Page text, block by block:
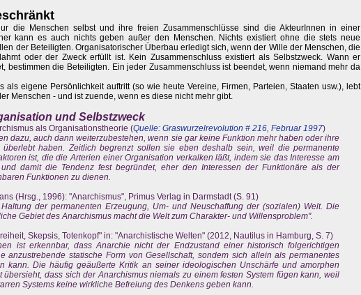
die Menschen selbst und ihre freien Zusammenschlüsse sind die AkteurInnen in einer
kann es auch nichts geben außer den Menschen. Nichts existiert ohne die stets neue
der Beteiligten. Organisatorischer Überbau erledigt sich, wenn der Wille der Menschen, die
oder der Zweck erfüllt ist. Kein Zusammenschluss existiert als Selbstzweck. Wann er
bestimmen die Beteiligten. Ein jeder Zusammenschluss ist beendet, wenn niemand mehr da
als eigene Persönlichkeit auftritt (so wie heute Vereine, Firmen, Parteien, Staaten usw.), lebt
Menschen - und ist zuende, wenn es diese nicht mehr gibt.
und Selbstzweck
als Organisationstheorie (Quelle: Graswurzelrevolution # 216, Februar 1997)
dazu, auch dann weiterzubestehen, wenn sie gar keine Funktion mehr haben oder ihre
überlebt haben. Zeitlich begrenzt sollen sie eben deshalb sein, weil die permanente
ist, die die Arterien einer Organisation verkalken läßt, indem sie das Interesse am
damit die Tendenz fest begründet, eher den Interessen der Funktionäre als der
Funktionen zu dienen.
(Hrsg., 1996): "Anarchismus", Primus Verlag in Darmstadt (S. 91)
der permanenten Erzeugung, Um- und Neuschaffung der (sozialen) Welt. Die
Gebiet des Anarchismus macht die Welt zum Charakter- und Willensproblem".
Skepsis, Totenkopf" in: "Anarchistische Welten" (2012, Nautilus in Hamburg, S. 7)
ist erkennbar, dass Anarchie nicht der Endzustand einer historisch folgerichtigen
anzustrebende statische Form von Gesellschaft, sondem sich allein als permanentes
kann. Die häufig geäußerte Kritik an seiner ideologischen Unschärfe und amorphen
übersieht, dass sich der Anarchismus niemals zu einem festen System fügen kann, weil
Systems keine wirkliche Befreiung des Denkens geben kann.